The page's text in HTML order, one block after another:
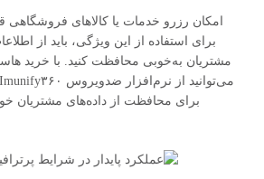
امکان رزرو خدمات یا کالاهای
برای استفاده از این ویژگی، باید از
مشتریان به‌خوبی محافظت کنید. با خرید
برای محافظت از داده‌های مشتریان‌